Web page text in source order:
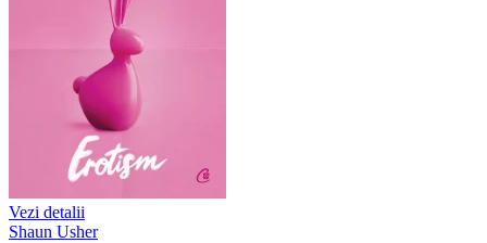
Vezi detalii
Shaun Usher